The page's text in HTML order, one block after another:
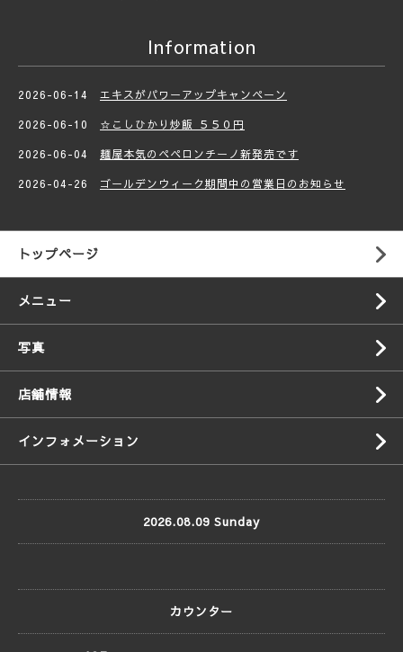
Information
2026-06-14 エキスがパワーアップキャンペーン
2026-06-10 ☆こしひかり炒飯 ５５０円
2026-06-04 麺屋本気のペペロンチーノ新発売です
2026-04-26 ゴールデンウィーク期間中の営業日のお知らせ
トップページ
メニュー
写真
店舗情報
インフォメーション
2026.08.09 Sunday
カウンター